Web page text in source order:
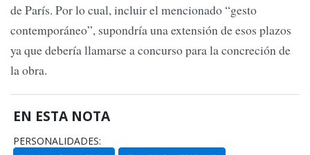
de París. Por lo cual, incluir el mencionado “gesto
contemporáneo”, supondría una extensión de esos plazos
ya que debería llamarse a concurso para la concreción de
la obra.
EN ESTA NOTA
PERSONALIDADES: